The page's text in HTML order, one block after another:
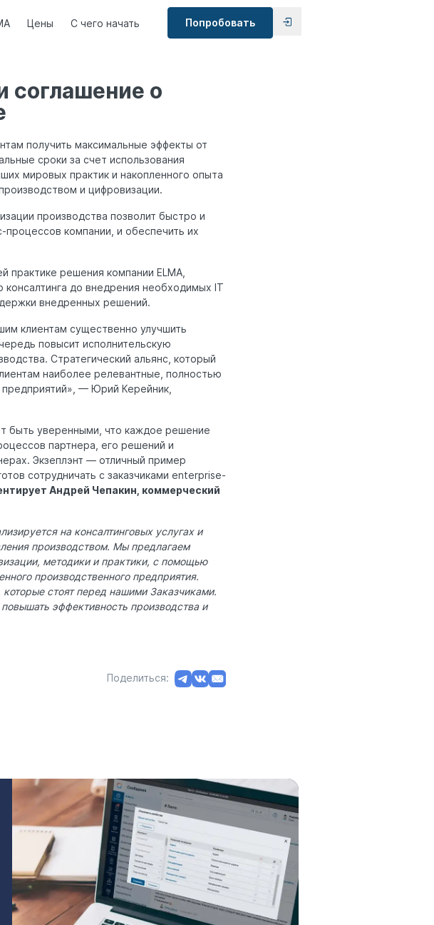
Цены С чего начать Попробовать
соглашение о
получить максимальные эффекты от
сроки за счет использования
мировых практик и накопленного опыта
и цифровизации.
производства позволит быстро и
компании, и обеспечить их
практике решения компании ELMA,
консалтинга до внедрения необходимых IT
внедренных решений.
клиентам существенно улучшить
повысит исполнительскую
Стратегический альянс, который
наиболее релевантные, полностью
предприятий», — Юрий Керейник,
быть уверенными, что каждое решение
партнера, его решений и
Экзеплэнт — отличный пример
сотрудничать с заказчиками enterprise-
Андрей Чепакин, коммерческий
на консалтинговых услугах и
производством. Мы предлагаем
методики и практики, с помощью
производственного предприятия.
стоят перед нашими Заказчиками.
эффективность производства и
Поделиться: